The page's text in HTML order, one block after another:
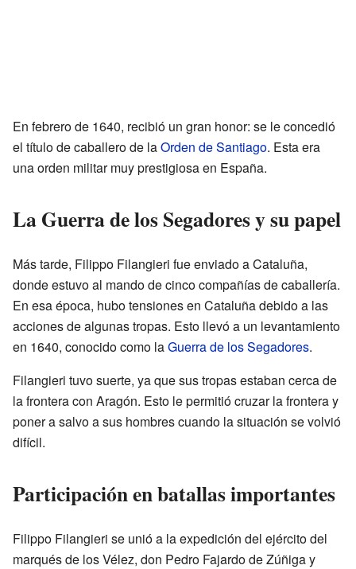
En febrero de 1640, recibió un gran honor: se le concedió
el título de caballero de laOrden de Santiago. Esta era
una orden militar muy prestigiosa en España.
La Guerra de los Segadores y su papel
Más tarde, Filippo Filangieri fue enviado a Cataluña,
donde estuvo al mando de cinco compañías de caballería.
En esa época, hubo tensiones en Cataluña debido a las
acciones de algunas tropas. Esto llevó a un levantamiento
en 1640, conocido como laGuerra de los Segadores.
Filangieri tuvo suerte, ya que sus tropas estaban cerca de
la frontera con Aragón. Esto le permitió cruzar la frontera y
poner a salvo a sus hombres cuando la situación se volvió
difícil.
Participación en batallas importantes
Filippo Filangieri se unió a la expedición del ejército del
marqués de los Vélez, don Pedro Fajardo de Zúñiga y